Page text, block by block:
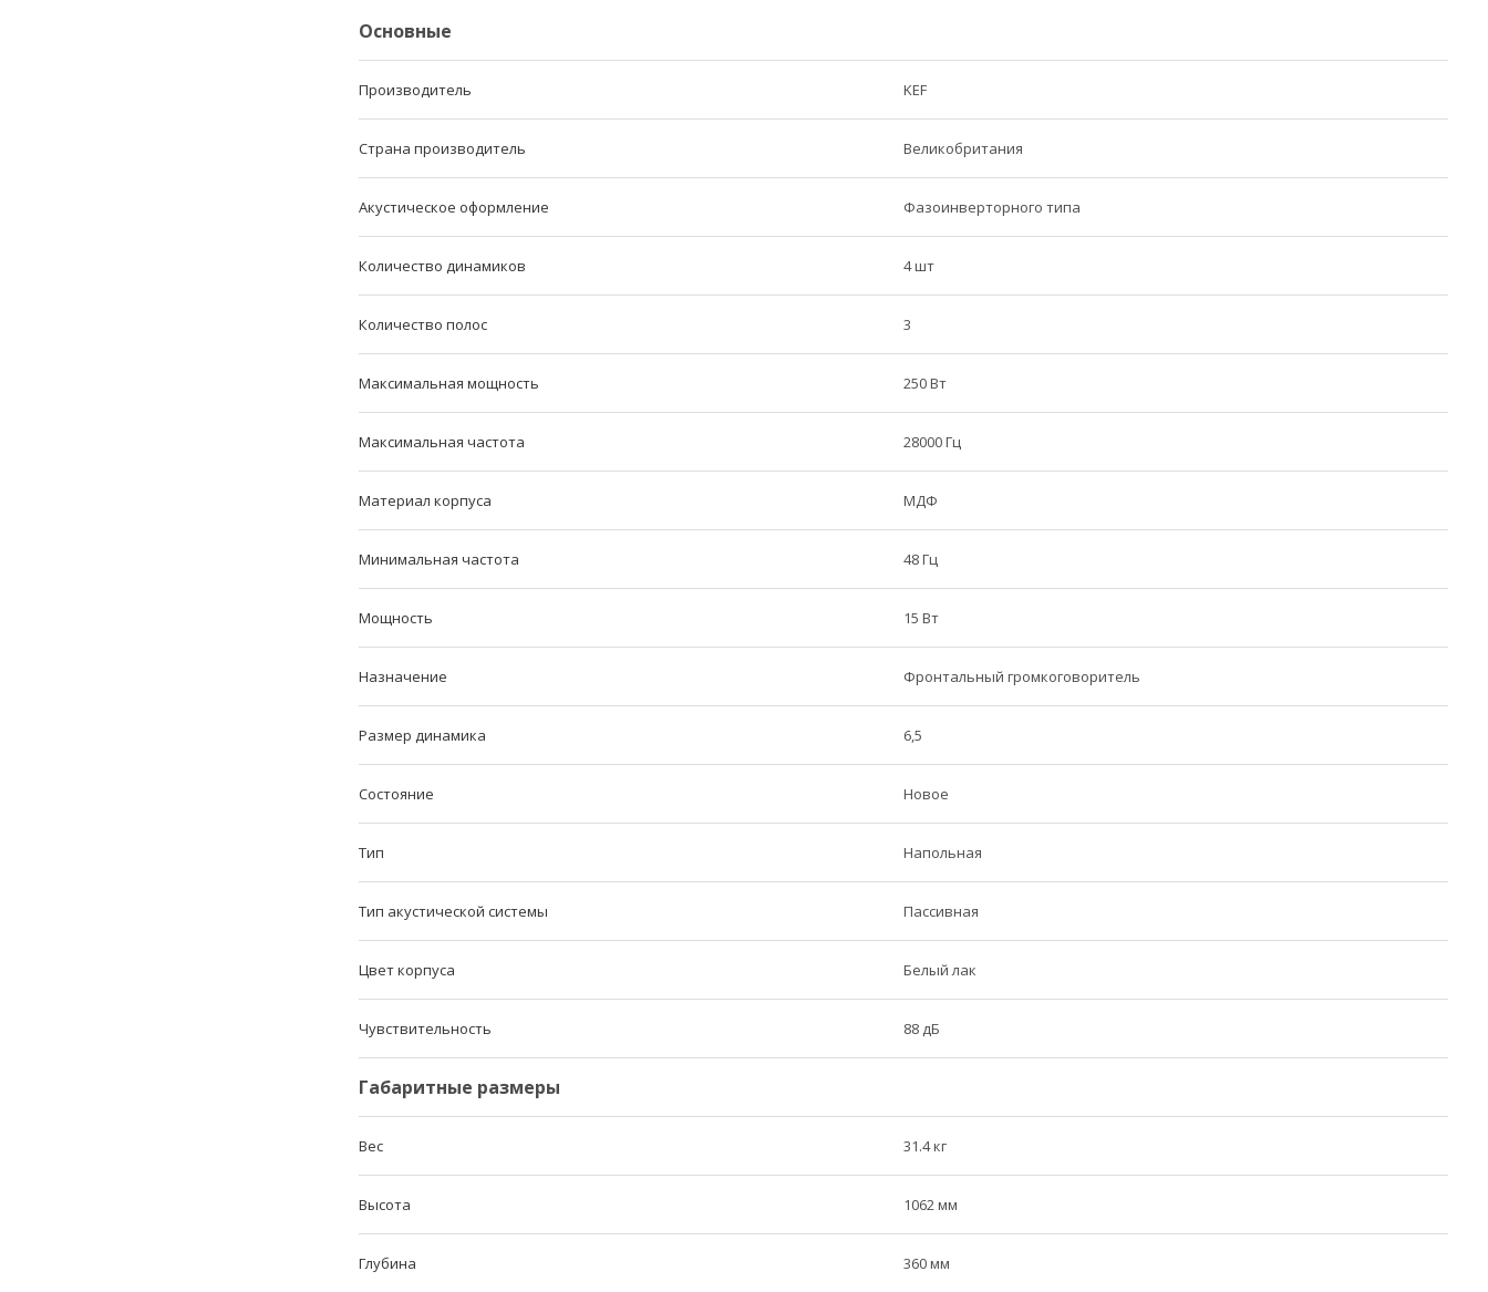
Основные
Производитель KEF
Страна производитель Великобритания
Акустическое оформление Фазоинверторного типа
Количество динамиков 4 шт
Количество полос 3
Максимальная мощность 250 Вт
Максимальная частота 28000 Гц
Материал корпуса МДФ
Минимальная частота 48 Гц
Мощность 15 Вт
Назначение Фронтальный громкоговоритель
Размер динамика 6,5
Состояние Новое
Тип Напольная
Тип акустической системы Пассивная
Цвет корпуса Белый лак
Чувствительность 88 дБ
Габаритные размеры
Вес 31.4 кг
Высота 1062 мм
Глубина 360 мм